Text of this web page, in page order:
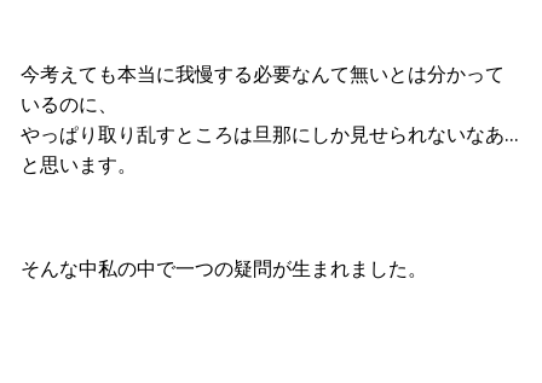
今考えても本当に我慢する必要なんて無いとは分かって
いるのに、
やっぱり取り乱すところは旦那にしか見せられないなあ…
と思います。
そんな中私の中で一つの疑問が生まれました。